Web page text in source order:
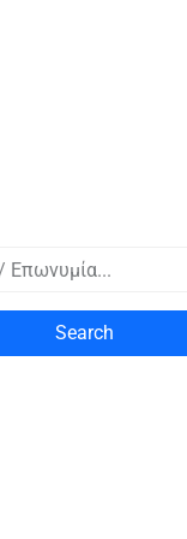
Search